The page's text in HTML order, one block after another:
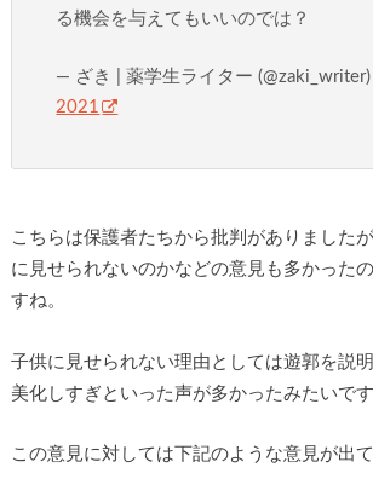
る機会を与えてもいいのでは？
— ざき | 薬学生ライター (@zaki_writer)
2021
こちらは保護者たちから批判がありました
に見せられないのかなどの意見も多かった
すね。
子供に見せられない理由としては遊郭を説
美化しすぎといった声が多かったみたいです
この意見に対しては下記のような意見が出て